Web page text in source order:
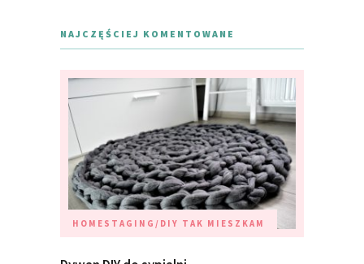
NAJCZĘŚCIEJ KOMENTOWANE
HOMESTAGING/DIY TAK MIESZKAM